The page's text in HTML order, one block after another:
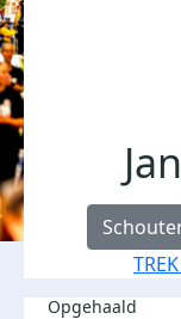
Opgehaald